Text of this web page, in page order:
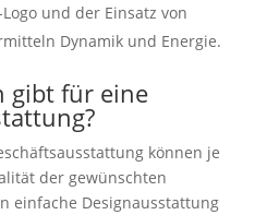
Logo und der Einsatz von
Dynamik und Energie.
gibt für eine
können je
der gewünschten
einfache Designausstattung